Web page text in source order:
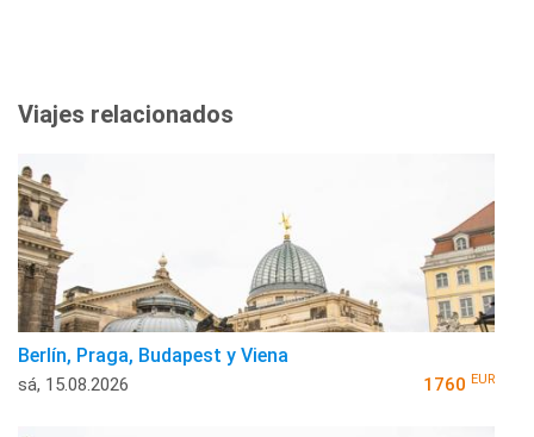
Viajes relacionados
Berlín, Praga, Budapest y Viena
sá, 15.08.2026 1760 EUR